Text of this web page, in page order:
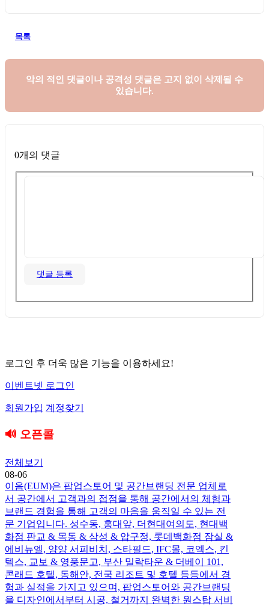
목록
악의 적인 댓글이나 공격성 댓글은 고지 없이 삭제될 수
있습니다.
0개의 댓글
댓글 등록
로그인 후 더욱 많은 기능을 이용하세요!
이벤트넷 로그인
회원가입 계정찾기
🔊 오픈콜
전체보기
08-06
이음(EUM)은 팝업스토어 및 공간브랜딩 전문 업체로
서 공간에서 고객과의 접점을 통해 공간에서의 체험과
브랜드 경험을 통해 고객의 마음을 움직일 수 있는 전
문 기업입니다. 성수동, 홍대앞, 더현대여의도, 현대백
화점 판교 & 목동 & 삼성 & 압구정, 롯데백화점 잠실 &
에비뉴엘, 양양 서피비치, 스타필드, IFC몰, 코엑스, 킨
텍스, 교보 & 영풍문고, 부산 밀락타운 & 더베이 101,
콘래드 호텔, 동해안, 전국 리조트 및 호텔 등등에서 경
험과 실적을 가지고 있으며, 팝업스토어와 공간브랜딩
을 디자인에서부터 시공, 철거까지 완벽한 원스탑 서비